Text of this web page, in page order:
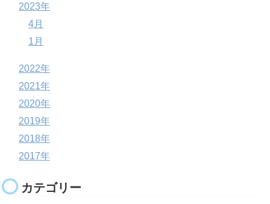
2023年
4月
1月
2022年
2021年
2020年
2019年
2018年
2017年
カテゴリー